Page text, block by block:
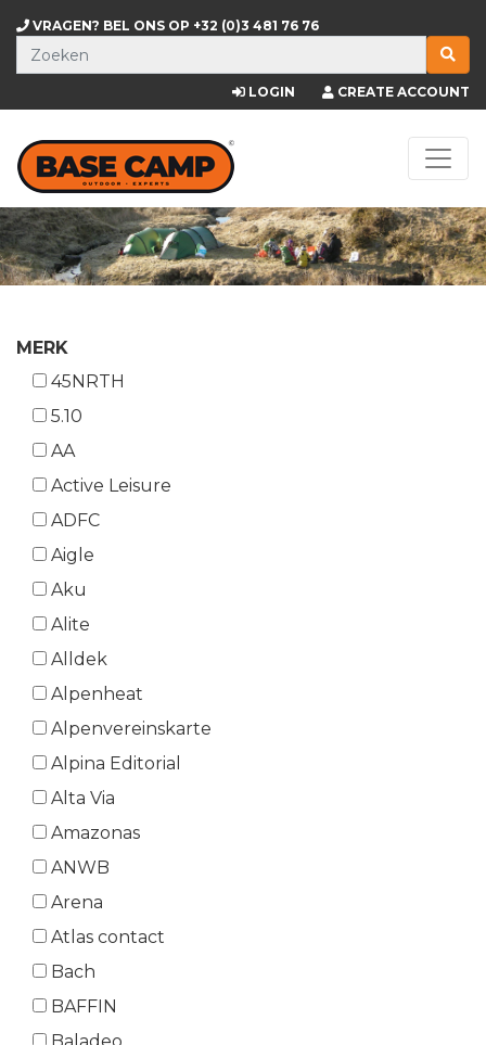
VRAGEN? BEL ONS OP +32 (0)3 481 76 76
LOGIN CREATE ACCOUNT
MERK
45NRTH
5.10
AA
Active Leisure
ADFC
Aigle
Aku
Alite
Alldek
Alpenheat
Alpenvereinskarte
Alpina Editorial
Alta Via
Amazonas
ANWB
Arena
Atlas contact
Bach
BAFFIN